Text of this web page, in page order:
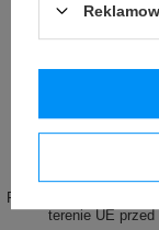
Bez BPA,
Produkt wprowadzony
terenie UE przed